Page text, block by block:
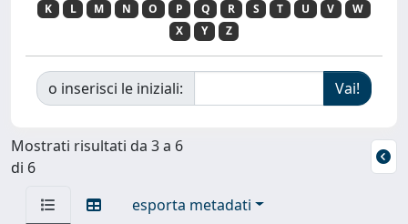
K
L M N O P Q R S T U V
W
X
Y Z
o inserisci le iniziali:
Mostrati risultati da 3 a 6
di 6
esporta metadati